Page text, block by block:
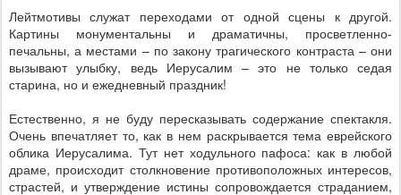
Лейтмотивы служат переходами от одной сцены к другой.
Картины монументальны и драматичны, просветленно-
печальны, а местами – по закону трагического контраста – они
вызывают улыбку, ведь Иерусалим – это не только седая
старина, но и ежедневный праздник!
Естественно, я не буду пересказывать содержание спектакля.
Очень впечатляет то, как в нем раскрывается тема еврейского
облика Иерусалима. Тут нет ходульного пафоса: как в любой
драме, происходит столкновение противоположных интересов,
страстей, и утверждение истины сопровождается страданием,